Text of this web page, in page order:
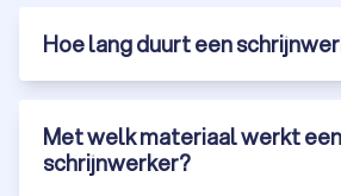
Hoe lang duurt een
Met welk materiaal werkt een
schrijnwerker?